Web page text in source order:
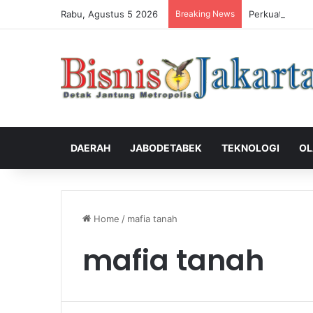
Rabu, Agustus 5 2026 Breaking News Perkuat
DAERAH JABODETABEK TEKNOLOGI
Home / mafia tanah
mafia tanah